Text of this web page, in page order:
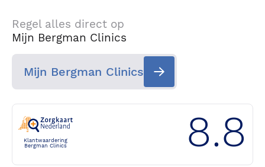
Regel alles direct op
Mijn Bergman Clinics
Mijn Bergman Clinics
Klantwaardering
Bergman Clinics
8.8